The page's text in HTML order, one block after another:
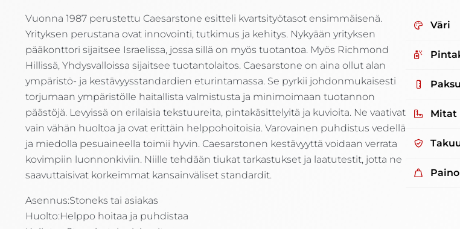
Vuonna 1987 perustettu Caesarstone esitteli kvartsityötasot ensimmäisenä.
Yrityksen perustana ovat innovointi, tutkimus ja kehitys. Nykyään yrityksen
pääkonttori sijaitsee Israelissa, jossa sillä on myös tuotantoa. Myös Richmond
Hillissä, Yhdysvalloissa sijaitsee tuotantolaitos. Caesarstone on aina ollut alan
ympäristö- ja kestävyysstandardien eturintamassa. Se pyrkii johdonmukaisesti
torjumaan ympäristölle haitallista valmistusta ja minimoimaan tuotannon
päästöjä. Levyissä on erilaisia tekstuureita, pintakäsittelyitä ja kuvioita. Ne vaativat
vain vähän huoltoa ja ovat erittäin helppohoitoisia. Varovainen puhdistus vedellä
ja miedolla pesuaineella toimii hyvin. Caesarstonen kestävyyttä voidaan verrata
kovimpiin luonnonkiviin. Niille tehdään tiukat tarkastukset ja laatutestit, jotta ne
saavuttaisivat korkeimmat kansainväliset standardit.
Asennus:Stoneks tai asiakas
Huolto:Helppo hoitaa ja puhdistaa
Väri
Mitat